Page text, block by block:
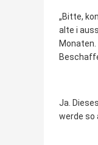
„Bitte,
alte i
Monaten.
Ja.
werde so